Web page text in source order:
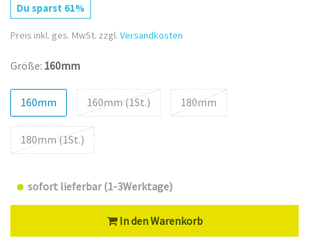
Du sparst 61%
Preis inkl. ges. MwSt. zzgl. Versandkosten
Größe: 160mm
160mm 160mm (1St.) 180mm
180mm (1St.)
sofort lieferbar (1-3Werktage)
In den Warenkorb